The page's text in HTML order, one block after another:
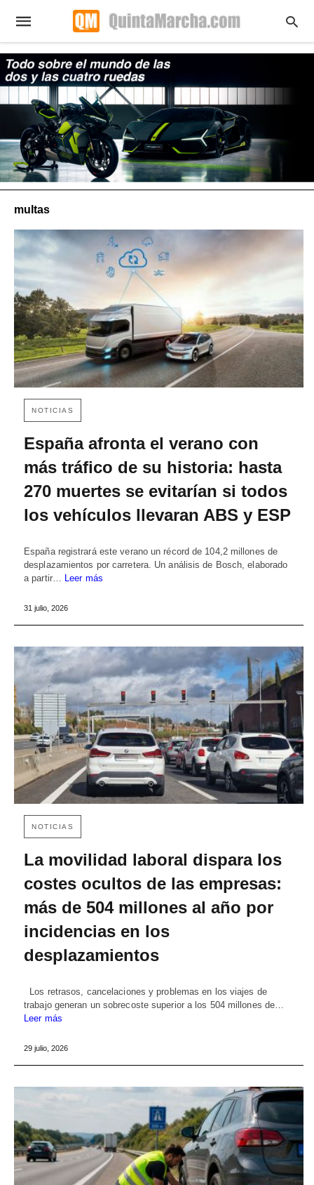
multas
NOTICIAS
España afronta el verano con
más tráfico de su historia: hasta
270 muertes se evitarían si todos
los vehículos llevaran ABS y ESP
España registrará este verano un récord de 104,2 millones de
desplazamientos por carretera. Un análisis de Bosch, elaborado
a partir… Leer más
31 julio, 2026
NOTICIAS
La movilidad laboral dispara los
costes ocultos de las empresas:
más de 504 millones al año por
incidencias en los
desplazamientos
Los retrasos, cancelaciones y problemas en los viajes de
trabajo generan un sobrecoste superior a los 504 millones de…
Leer más
29 julio, 2026